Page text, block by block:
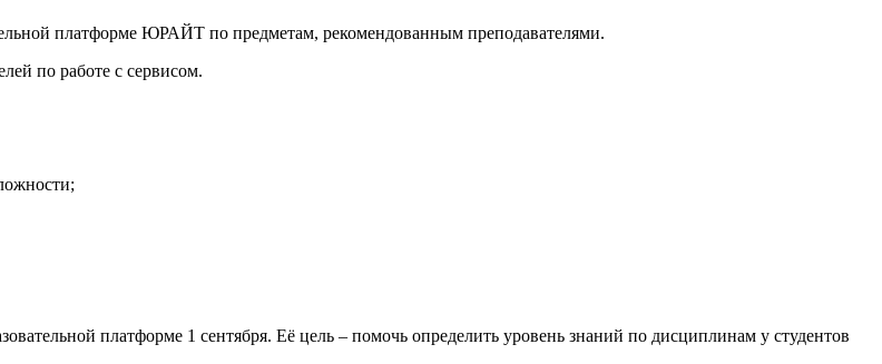
платформе ЮРАЙТ по предметам, рекомендованным преподавателями.
по работе с сервисом.
платформе 1 сентября. Её цель – помочь определить уровень знаний по дисциплинам у студентов